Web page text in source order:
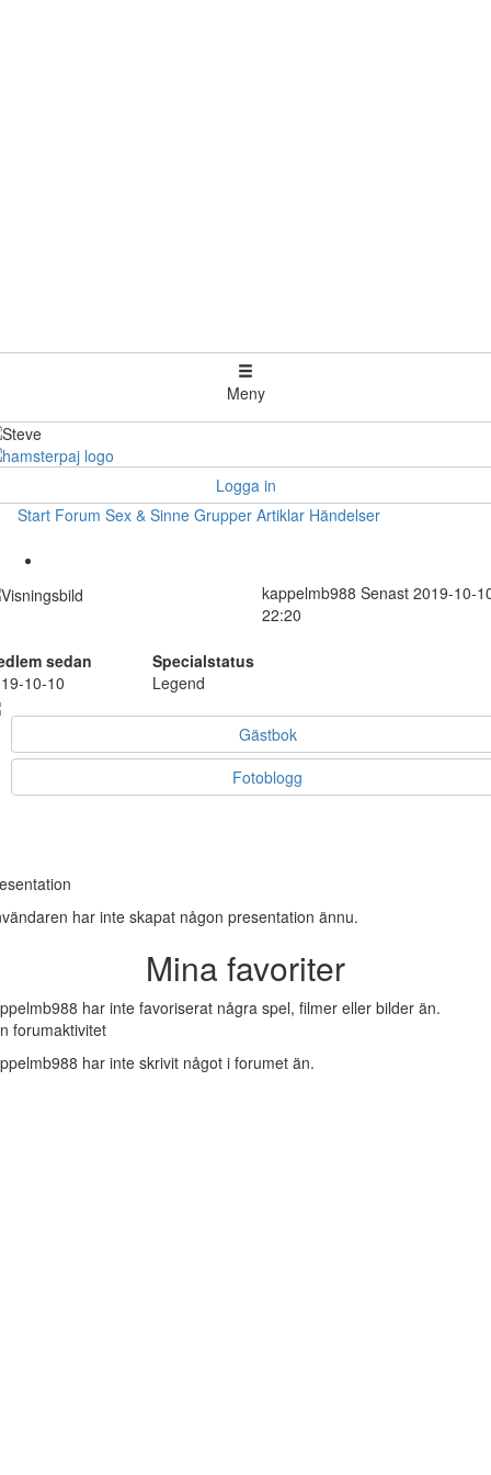
Meny
Logga in
Start Forum Sex & Sinne Grupper Artiklar Händelser
kappelmb988 Senast 2019-10-
22:20
sedan
Specialstatus
10-10
Legend
Gästbok
Fotoblogg
har inte skapat någon presentation ännu.
Mina favoriter
har inte favoriserat några spel, filmer eller bilder än.
forumaktivitet
har inte skrivit något i forumet än.